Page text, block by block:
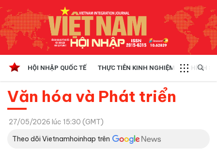
HỘI NHẬP QUỐC TẾ THỰC TIỄN KINH NGHIỆM CHÍNH
Văn hóa và Phát triển
27/05/2026 lúc 15:30 (GMT)
Theo dõi Vietnamhoinhap trên